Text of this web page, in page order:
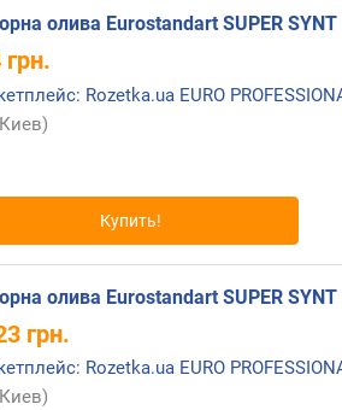
олива Eurostandart SUPER
грн.
Rozetka.ua EURO
Купить!
олива Eurostandart SUPER
грн.
Rozetka.ua EURO